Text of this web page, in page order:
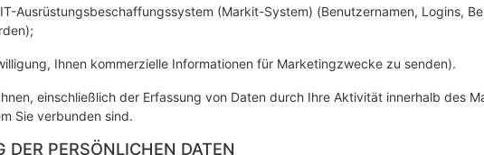
Ausrüstungsbeschaffungssystem (Markit-System) (Benutzernamen, Logins,
Ihnen kommerzielle Informationen für Marketingzwecke zu senden).
einschließlich der Erfassung von Daten durch Ihre Aktivität innerhalb des
Sie verbunden sind.
DER PERSÖNLICHEN DATEN